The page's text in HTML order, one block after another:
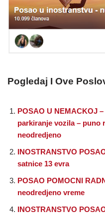
Pogledaj I Ove
POSAO U NEMACKOJ
parkiranje vozila – puno
neodredjeno
INOSTRANSTVO
satnice 13 evra
POSAO POMOCNI
neodredjeno vreme
INOSTRANSTVO